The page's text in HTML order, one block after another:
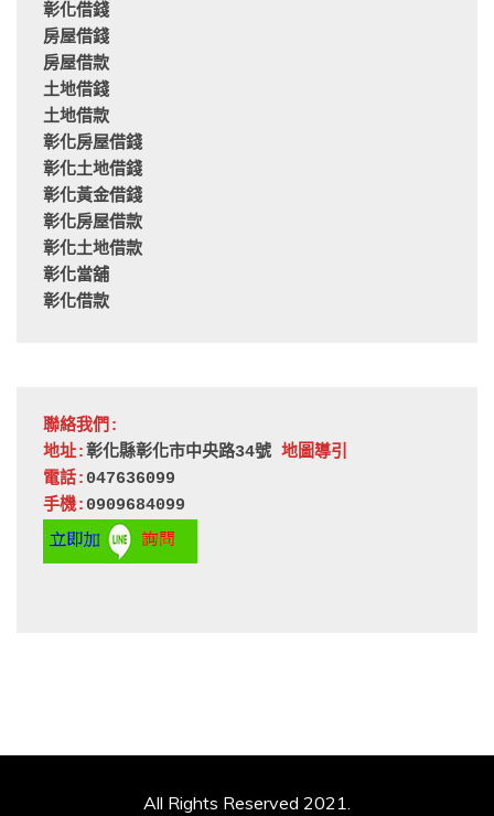
彰化借錢
房屋借錢
房屋借款
土地借錢
土地借款
彰化房屋借錢
彰化土地借錢
彰化黃金借錢
彰化房屋借款
彰化土地借款
彰化當舖
彰化借款
聯絡我們:
地址:彰化縣彰化市中央路34號 地圖導引
電話: 047636099
手機: 0909684099
All Rights Reserved 2021.